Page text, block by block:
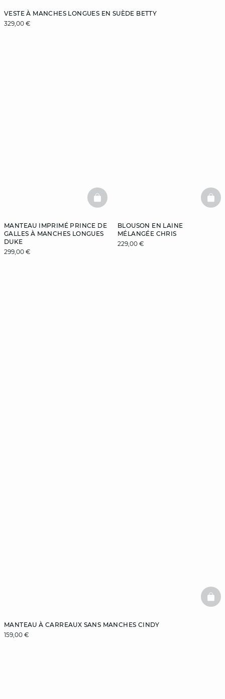
VESTE À MANCHES LONGUES EN SUÈDE BETTY
329,00 €
MANTEAU IMPRIMÉ PRINCE DE
GALLES À MANCHES LONGUES
DUKE
299,00 €
BASKETFULL
BLOUSON EN LAINE
MÉLANGÉE CHRIS
229,00 €
MANTEAU À CARREAUX SANS MANCHES CINDY
159,00 €